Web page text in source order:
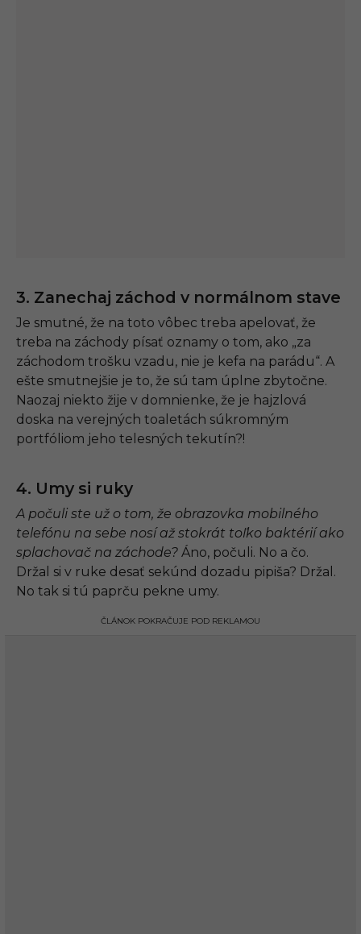
3. Zanechaj záchod v normálnom stave
Je smutné, že na toto vôbec treba apelovať, že
treba na záchody písať oznamy o tom, ako „za
záchodom trošku vzadu, nie je kefa na parádu“. A
ešte smutnejšie je to, že sú tam úplne zbytočne.
Naozaj niekto žije v domnienke, že je hajzlová
doska na verejných toaletách súkromným
portfóliom jeho telesných tekutín?!
4. Umy si ruky
A počuli ste už o tom, že obrazovka mobilného
telefónu na sebe nosí až stokrát toľko baktérií ako
splachovač na záchode? Áno, počuli. No a čo.
Držal si v ruke desať sekúnd dozadu pipiša? Držal.
No tak si tú paprču pekne umy.
ČLÁNOK POKRAČUJE POD REKLAMOU